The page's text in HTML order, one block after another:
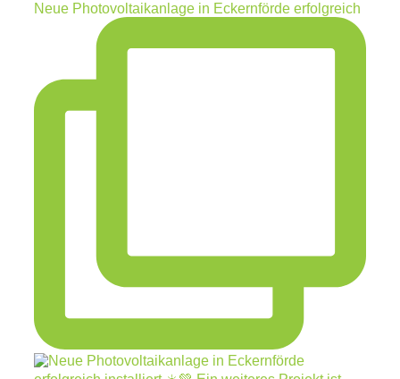
Neue Photovoltaikanlage in Eckernförde erfolgreich